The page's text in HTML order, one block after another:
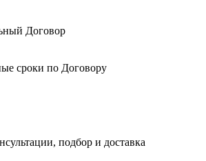
Договор
сроки по Договору
подбор и доставка